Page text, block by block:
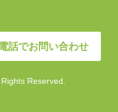
話でお問い合わせ
Reserved.